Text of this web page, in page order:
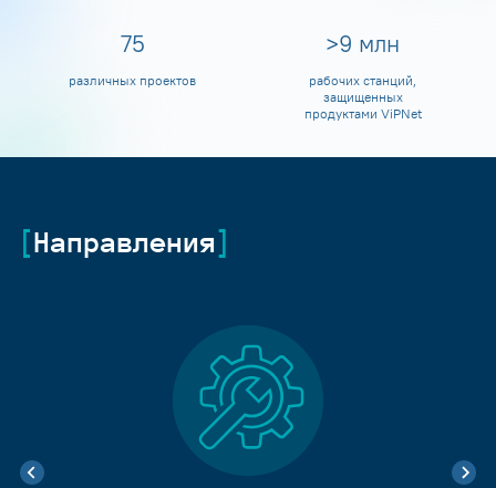
80
различных проектов
>10 млн
рабочих станций,
защищенных
продуктами ViPNet
Направления